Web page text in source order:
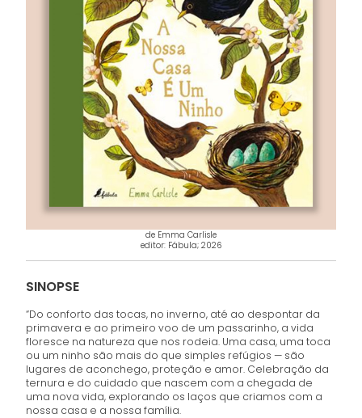
de Emma Carlisle
editor: Fábula; 2026
SINOPSE
“Do conforto das tocas, no inverno, até ao despontar da
primavera e ao primeiro voo de um passarinho, a vida
floresce na natureza que nos rodeia. Uma casa, uma toca
ou um ninho são mais do que simples refúgios — são
lugares de aconchego, proteção e amor. Celebração da
ternura e do cuidado que nascem com a chegada de
uma nova vida, explorando os laços que criamos com a
nossa casa e a nossa família.